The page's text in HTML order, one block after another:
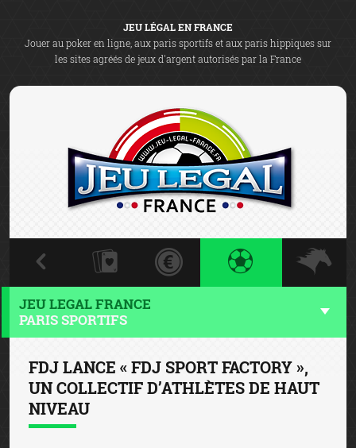
JEU LÉGAL EN FRANCE
Jouer au poker en ligne, aux paris sportifs et aux paris hippiques sur
les sites agréés de jeux d'argent autorisés par la France
JEU LEGAL FRANCE
PARIS SPORTIFS
FDJ LANCE « FDJ SPORT FACTORY »,
UN COLLECTIF D’ATHLÈTES DE HAUT
NIVEAU